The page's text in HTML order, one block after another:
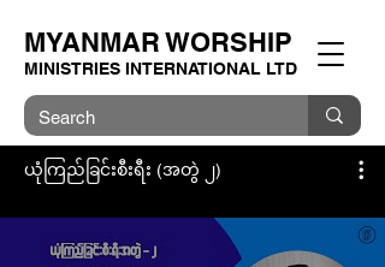
MYANMAR WORSHIP
MINISTRIES INTERNATIONAL LTD
ယုံကြည်ခြင်းစီးရီး (အတွဲ ၂)